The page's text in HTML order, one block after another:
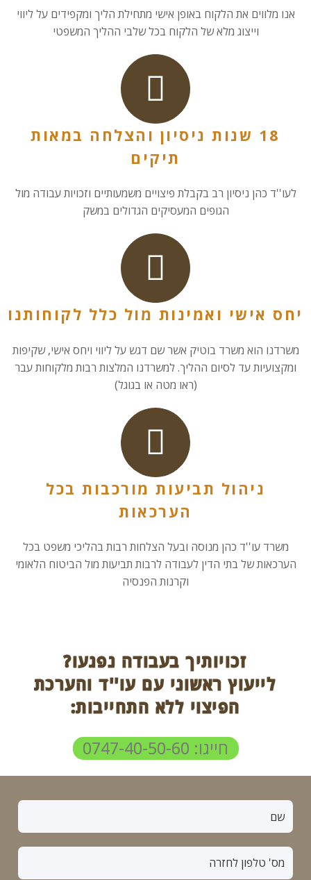
אנו מלווים את הלקוח באופן אישי מתחילת הליך ומקפידים על ליווי
וייצוג מלא של הלקוח בכל שלבי ההליך המשפטי
18 שנות ניסיון והצלחה במאות
תיקים
לעו''ד כהן ניסיון רב בקבלת פיצויים משמעותיים וזכויות עבודה מול
הגופים המעסיקים הגדולים במשק
יחס אישי ואמינות מול כלל לקוחותנו
משרדנו הוא משרד בוטיק אשר שם דגש על ליווי ויחס אישי, שקיפות
ומקצועיות עד לסיום ההליך. למשרדנו המלצות רבות מלקוחות עבר
(ראו מטה או בגוגל)
ניהול תביעות מורכבות בכל
הערכאות
משרד עו''ד כהן מנוסה ובעל הצלחות רבות בהליכי משפט בכל
הערכאות של בתי הדין לעבודה לרבות תביעות מול הביטוח הלאומי
וקרנות הפנסיה
זכויותיך בעבודה נפגעו?
לייעוץ ראשוני עם עו''ד והערכת
הפיצוי ללא התחייבות:
חייגו: 0747-40-50-60
ש
ם
מ
ס